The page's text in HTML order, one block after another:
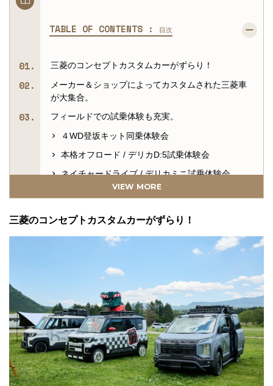
TABLE OF CONTENTS : 目次
三菱のコンセプトカスタムカーがずらり！
メーカー＆ショップによってカスタムされた三菱車
が大集合。
フィールドでの試乗体験も充実。
４WD登坂キット同乗体験会
本格オフロード / デリカD:5試乗体験会
ネイチャードライブ / デリカミニ試乗体験会
多彩なプログラムでファミリーも大満足！
三菱重工相模原ダイナボアーズによる親子ラグビ
スポーツクライミング
モルック大会
キックターゲット
キャンプとクルマを一緒に楽しめる、コンテンツ満
載のスターキャンプ。
VIEW MORE
三菱のコンセプトカスタムカーがずらり！